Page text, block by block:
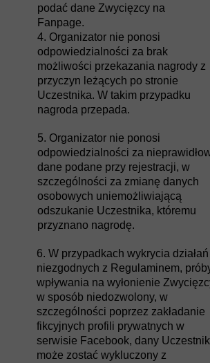
podać dane Zwycięzcy na
Fanpage.
4. Organizator nie ponosi
odpowiedzialności za brak
możliwości przekazania nagrody z
przyczyn leżących po stronie
Uczestnika. W takim przypadku
nagroda przepada.
5. Organizator nie ponosi
odpowiedzialności za
dane podane przy rejestracji, w
szczególności za zmianę danych
osobowych uniemożliwiającą
odszukanie Uczestnika, któremu
przyznano nagrodę.
6. W przypadkach wykrycia działań
niezgodnych z Regulaminem,
wpływania na wyłonienie
w sposób niedozwolony, w
szczególności poprzez zakładanie
fikcyjnych profili prywatnych w
serwisie Facebook, dany Uczestnik
może zostać wykluczony z